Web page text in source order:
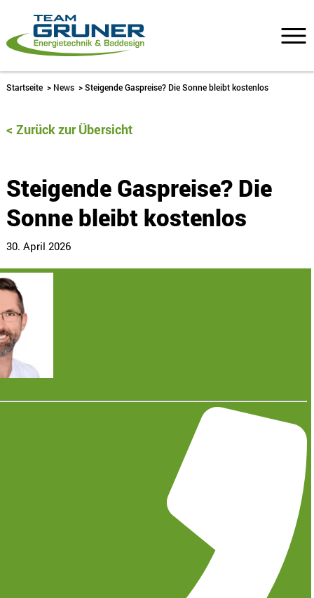
Startseite > News >Steigende Gaspreise? Die Sonne bleibt kostenlos
Zurück zur Übersicht
Steigende Gaspreise? Die
Sonne bleibt kostenlos
30. April 2026
Gaspreise, die sich in wenigen Jahren fast
verdoppelt haben, CO₂-Kosten, die weiter steigen.
Internationale Märkte, die sich unberechenbar
verhalten. Mitten in dieser Unsicherheit gibt es eine
Energiequelle, die unabhängig von internationalen